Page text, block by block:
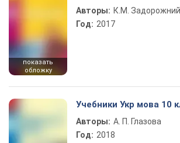
показать
обложку
Авторы: К.М. Задорожний
Год: 2017
Учебники Укр мова 10
Авторы: А. П. Глазова
Год: 2018